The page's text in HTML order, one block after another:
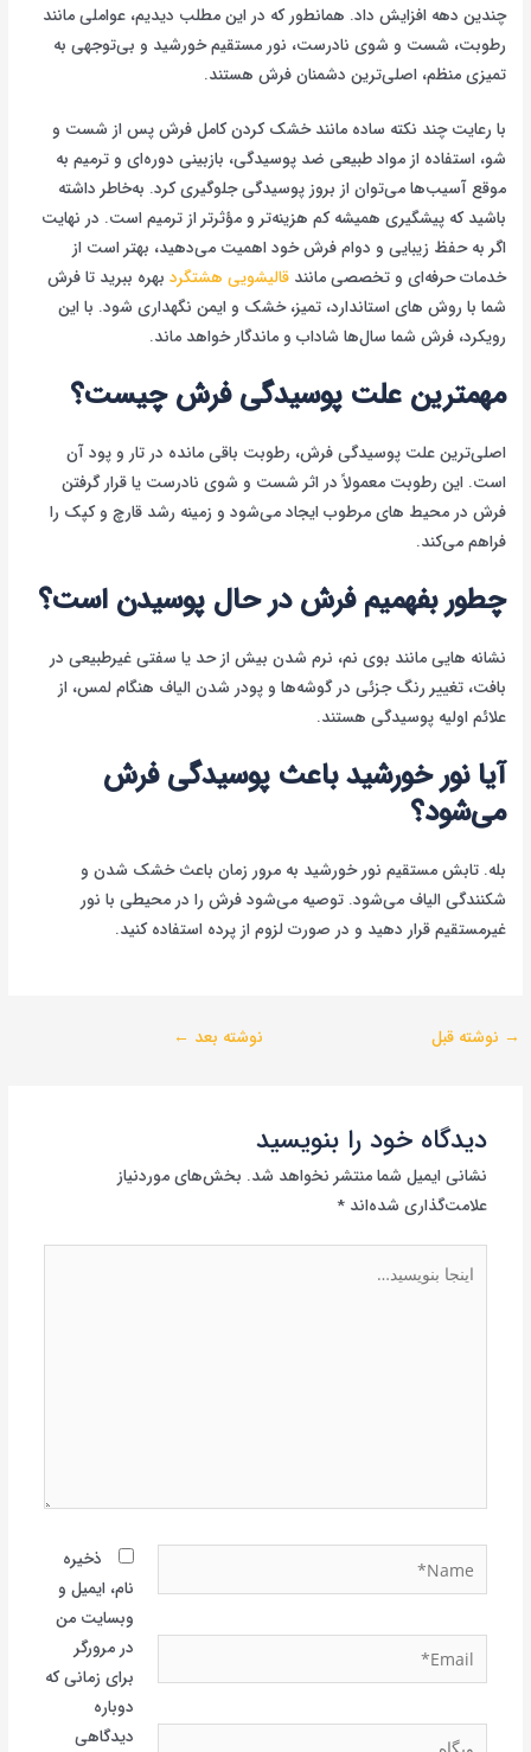
چندین دهه افزایش داد. همانطور که در این مطلب دیدیم، عواملی مانند
رطوبت، شست و شوی نادرست، نور مستقیم خورشید و بی‌توجهی به
تمیزی منظم، اصلی‌ترین دشمنان فرش هستند.
با رعایت چند نکته ساده مانند خشک کردن کامل فرش پس از شست و
شو، استفاده از مواد طبیعی ضد پوسیدگی، بازبینی دوره‌ای و ترمیم به
موقع آسیب‌ها می‌توان از بروز پوسیدگی جلوگیری کرد. به‌خاطر داشته
باشید که پیشگیری همیشه کم هزینه‌تر و مؤثرتر از ترمیم است. در نهایت
اگر به حفظ زیبایی و دوام فرش خود اهمیت می‌دهید، بهتر است از
خدمات حرفه‌ای و تخصصی مانندقالیشویی هشتگرد بهره ببرید تا فرش
شما با روش های استاندارد، تمیز، خشک و ایمن نگهداری شود. با این
رویکرد، فرش شما سال‌ها شاداب و ماندگار خواهد ماند.
مهمترین علت پوسیدگی فرش چیست؟
اصلی‌ترین علت پوسیدگی فرش، رطوبت باقی مانده در تار و پود آن
است. این رطوبت معمولاً در اثر شست و شوی نادرست یا قرار گرفتن
فرش در محیط های مرطوب ایجاد می‌شود و زمینه رشد قارچ و کپک را
فراهم می‌کند.
چطور بفهمیم فرش در حال پوسیدن است؟
نشانه هایی مانند بوی نم، نرم شدن بیش از حد یا سفتی غیرطبیعی در
بافت، تغییر رنگ جزئی در گوشه‌ها و پودر شدن الیاف هنگام لمس، از
علائم اولیه پوسیدگی هستند.
آیا نور خورشید باعث پوسیدگی فرش
می‌شود؟
بله. تابش مستقیم نور خورشید به مرور زمان باعث خشک شدن و
شکنندگی الیاف می‌شود. توصیه می‌شود فرش را در محیطی با نور
غیرمستقیم قرار دهید و در صورت لزوم از پرده استفاده کنید.
→ نوشته قبل نوشته بعد ←
دیدگاه‌ خود را بنویسید
نشانی ایمیل شما منتشر نخواهد شد. بخش‌های موردنیاز
علامت‌گذاری شده‌اند *
بنویسید…
Email*
وبگاه
ذخیره
نام، ایمیل و
وبسایت من
در مرورگر
برای زمانی که
دوباره
دیدگاهی